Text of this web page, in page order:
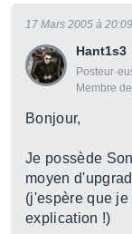
Hant1s3
Membre
17 Mars 2005 à 20:09
Bonjour,
Je possède
moyen
(j'espère que
explication !)